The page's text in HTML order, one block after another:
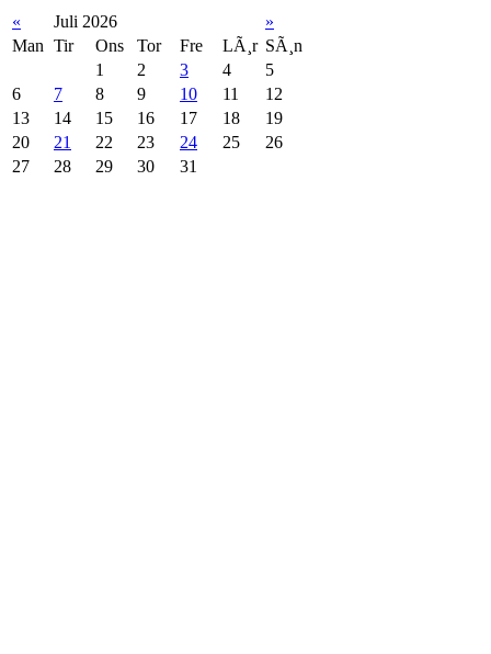
« Juli 2026
»
Man Tir Ons Tor Fre LÃ¸r SÃ¸n
1
2 3 4
5
6
7 8 9 10 11
12
13
14 15 16 17 18
19
20
21 22 23 24 25
26
27
28 29 30 31